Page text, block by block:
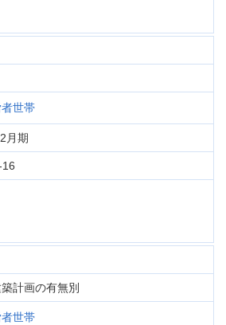
世帯
月期
計画の有無別
世帯